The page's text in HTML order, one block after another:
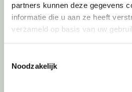
partners kunnen deze gegevens
informatie die u aan ze heeft
verzameld op basis van uw
Noodzakelijk
Kantoorkasten
Scheidingswanden
Verlichting